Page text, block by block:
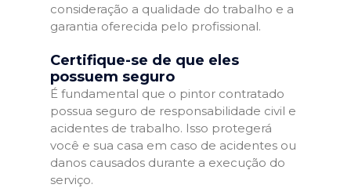
consideração a qualidade do trabalho e a
garantia oferecida pelo profissional.
Certifique-se de que eles
possuem seguro
É fundamental que o pintor contratado
possua seguro de responsabilidade civil e
acidentes de trabalho. Isso protegerá
você e sua casa em caso de acidentes ou
danos causados durante a execução do
serviço.